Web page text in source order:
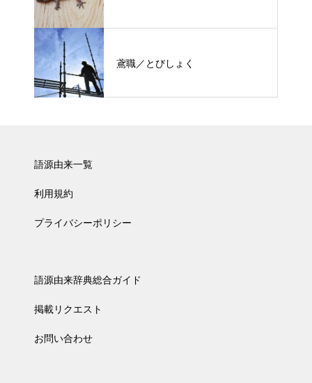
鳶職／とびしょく
語源由来一覧
利用規約
プライバシーポリシー
語源由来辞典総合ガイド
掲載リクエスト
お問い合わせ